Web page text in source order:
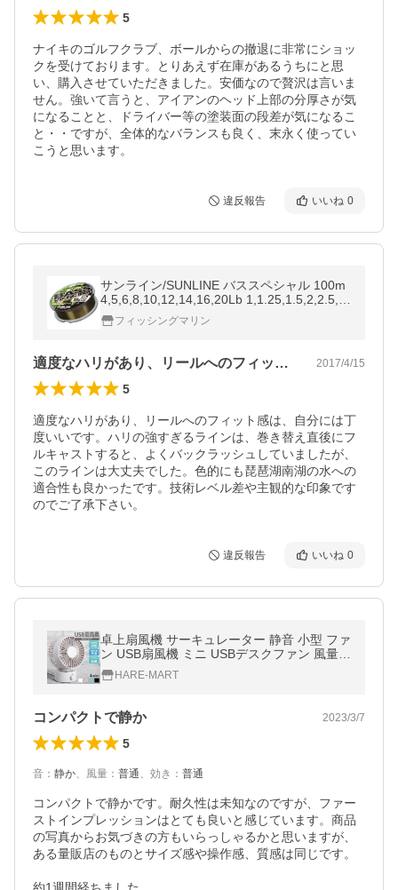
5
ナイキのゴルフクラブ、ボールからの撤退に非常にショッ
クを受けております。とりあえず在庫があるうちにと思
い、購入させていただきました。安価なので贅沢は言いま
せん。強いて言うと、アイアンのヘッド上部の分厚さが気
になることと、ドライバー等の塗装面の段差が気になるこ
と・・ですが、全体的なバランスも良く、末永く使ってい
こうと思います。
違反報告 いいね 0
サンライン/SUNLINE バススペシャル 100m
4,5,6,8,10,12,14,16,20Lb 1,1.25,1.5,2,2.5,3,
3.5,4,5号 バス・ルアー用ナイロンライン(メ
ール便対応)
フィッシングマリン
適度なハリがあり、リールへのフィット感… 2017/4/15
5
適度なハリがあり、リールへのフィット感は、自分には丁
度いいです。ハリの強すぎるラインは、巻き替え直後にフ
ルキャストすると、よくバックラッシュしていましたが、
このラインは大丈夫でした。色的にも琵琶湖南湖の水への
適合性も良かったです。技術レベル差や主観的な印象です
のでご了承下さい。
違反報告 いいね 0
卓上扇風機 サーキュレーター 静音 小型 ファ
ン USB扇風機 ミニ USBデスクファン 風量調
節 低騒音 おしゃれ おすすめ コンパクト 省
エネ シンプル 送風
HARE-MART
コンパクトで静か 2023/3/7
5
音 ： 静か、 風量 ： 普通、 効き ： 普通
コンパクトで静かです。耐久性は未知なのですが、ファー
ストインプレッションはとても良いと感じています。商品
の写真からお気づきの方もいらっしゃるかと思いますが、
ある量販店のものとサイズ感や操作感、質感は同じです。